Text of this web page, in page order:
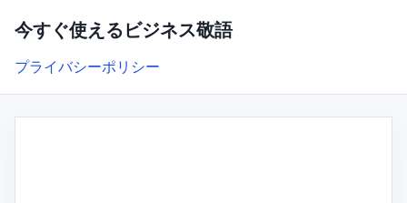
今すぐ使えるビジネス敬語
プライバシーポリシー